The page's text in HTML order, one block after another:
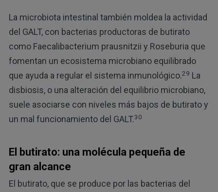
La microbiota intestinal también moldea la actividad
del GALT, con bacterias productoras de butirato
como Faecalibacterium prausnitzii y Roseburia que
fomentan un ecosistema microbiano equilibrado
que ayuda a regular el sistema inmunológico.29 La
disbiosis, o una alteración del equilibrio microbiano,
suele asociarse con niveles más bajos de butirato y
un mal funcionamiento del GALT.30
El butirato: una molécula pequeña de
gran alcance
El butirato, que se produce por las bacterias del